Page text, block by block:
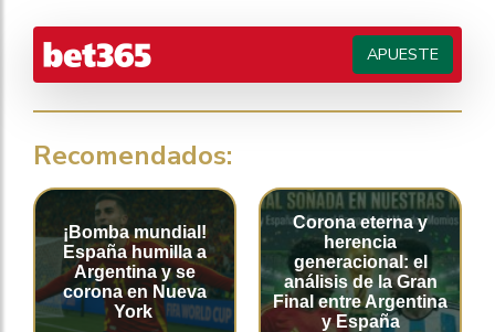
APUESTE
Recomendados:
¡Bomba mundial!
España humilla a
Argentina y se
corona en Nueva
York
Corona eterna y
herencia
generacional: el
análisis de la Gran
Final entre Argentina
y España